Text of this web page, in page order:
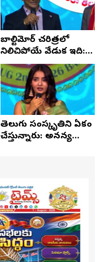
బాల్టిమోర్ చరిత్రలో
నిలిచిపోయే వేడుక ఇది:
శ్రీధర్ బానాల
తెలుగు సంస్కృతిని ఏకం
చేస్తున్నారు: అనన్య